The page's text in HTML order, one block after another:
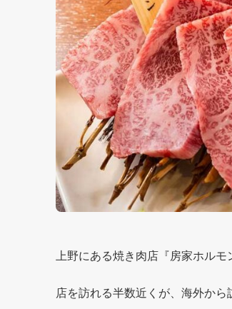
上野にある焼き肉店『房家ホル
店を訪れる半数近くが、海外から